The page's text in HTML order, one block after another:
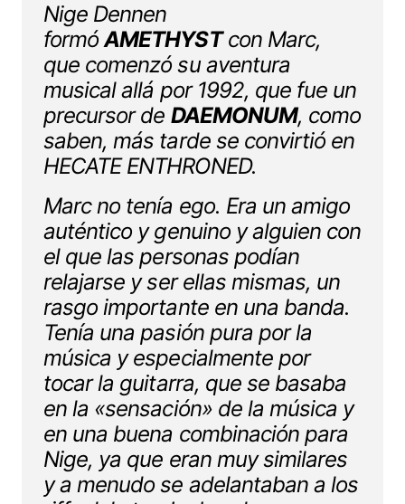
Nige Dennen
formóAMETHYSTcon Marc,
que comenzó su aventura
musical allá por 1992, que fue un
precursor de DAEMONUM, como
saben, más tarde se convirtió en
HECATE ENTHRONED.
Marc no tenía ego. Era un amigo
auténtico y genuino y alguien con
el que las personas podían
relajarse y ser ellas mismas, un
rasgo importante en una banda.
Tenía una pasión pura por la
música y especialmente por
tocar la guitarra, que se basaba
en la «sensación» de la música y
en una buena combinación para
Nige, ya que eran muy similares
y a menudo se adelantaban a los